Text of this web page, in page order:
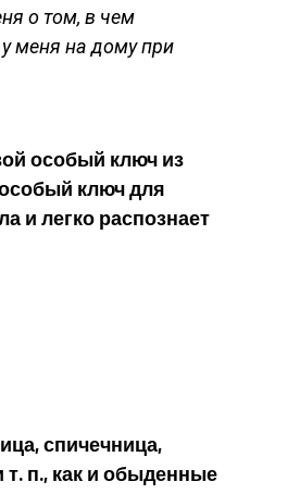
о том, в чем
меня на дому при
особый ключ из
ключ для
и легко распознает
спичечница,
т. п., как и обыденные